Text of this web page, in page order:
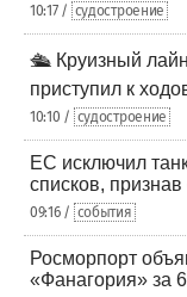
10:17 / судостроение
🛳️ Круизный
приступил к
10:10 / судостроение
ЕС исключил
списков,
09:16 / события
Росморпорт
«Фанагория» за